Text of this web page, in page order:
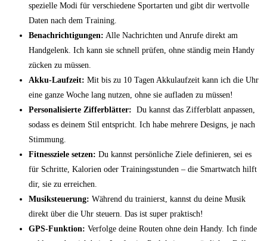
spezielle Modi für​ verschiedene Sportarten⁢ und gibt dir wertvolle
Daten nach dem Training.
Benachrichtigungen: Alle Nachrichten und Anrufe direkt am
Handgelenk.‌ Ich kann sie schnell prüfen, ohne ständig mein Handy
zücken zu müssen.
Akku-Laufzeit: Mit bis zu ⁣10 Tagen Akkulaufzeit kann ich die ‌Uhr
eine ganze Woche lang nutzen, ohne ‍sie aufladen zu müssen!
Personalisierte Zifferblätter: ‌ Du kannst das Zifferblatt anpassen,
sodass es deinem ‍Stil entspricht. Ich habe mehrere Designs, je nach
Stimmung.
Fitnessziele setzen: Du kannst ⁣persönliche Ziele ⁢definieren, sei‍ es
für Schritte, Kalorien oder⁢ Trainingsstunden – die‍ Smartwatch hilft
⁢dir, sie zu erreichen.
Musiksteuerung: Während⁣ du trainierst, kannst ‍du deine Musik
direkt über die Uhr steuern. Das ist​ super praktisch!
GPS-Funktion: Verfolge deine Routen ohne ​dein Handy.‍ Ich finde